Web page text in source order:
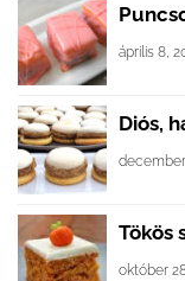
április 8,
Diós,
Tökös
október